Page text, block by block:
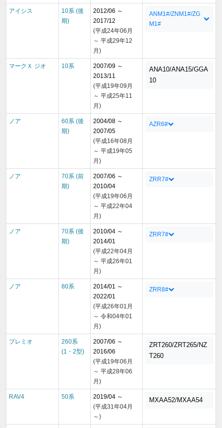
アイシス
10系 (後
期)
2012/06 ～
2017/12
(平成24年06月
～ 平成29年12
月)
ANM1#/ZNM1#/ZG
M1#
マークＸ ジオ 10系
2007/09 ～
2013/11
(平成19年09月
～ 平成25年11
月)
ANA10/ANA15/GGA
10
ノア
60系 (後
期)
2004/08 ～
2007/05
(平成16年08月
～ 平成19年05
月)
AZR6#
ノア
70系 (前
期)
2007/06 ～
2010/04
(平成19年06月
～ 平成22年04
月)
ZRR7#
ノア
70系 (後
期)
2010/04 ～
2014/01
(平成22年04月
～ 平成26年01
月)
ZRR7#
ノア 80系
2014/01 ～
2022/01
(平成26年01月
～ 令和04年01
月)
ZRR8#
プレミオ
260系
(1・2型)
2007/06 ～
2016/06
(平成19年06月
～ 平成28年06
月)
ZRT260/ZRT265/NZ
T260
RAV4 50系
2019/04 ～
(平成31年04月
～)
MXAA52/MXAA54